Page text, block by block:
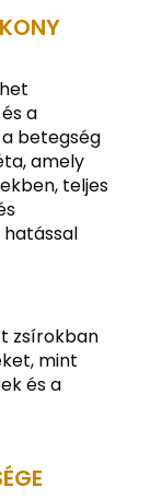
a
betegség
amely
teljes
zsírokban
mint
és a